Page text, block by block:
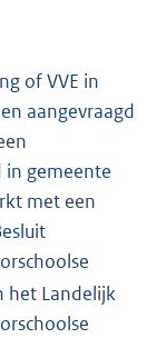
of VVE in
aangevraagd
in gemeente
met een
het Landelijk